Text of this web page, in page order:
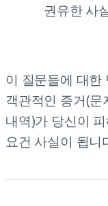
권유한 사
이 질문들에 대
객관적인 증거(문
내역)가 당신이
요건 사실이 됩니